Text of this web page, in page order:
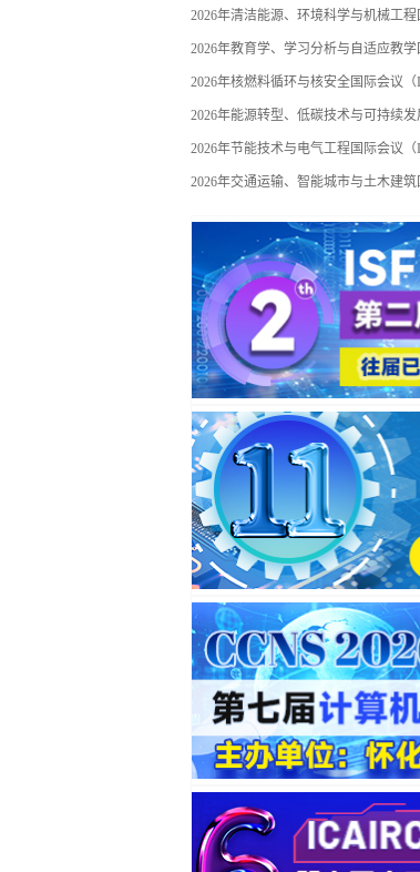
2026年清洁能源、环境科学与机械工程
2026年教育学、学习分析与自适应教学
2026年核燃料循环与核安全国际会议（
2026年能源转型、低碳技术与可持续发
2026年节能技术与电气工程国际会议（
2026年交通运输、智能城市与土木建筑